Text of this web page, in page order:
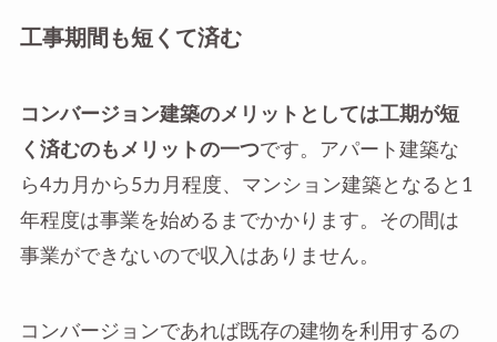
工事期間も短くて済む
コンバージョン建築のメリットとしては工期が短
く済むのもメリットの一つです。アパート建築な
ら4カ月から5カ月程度、マンション建築となると1
年程度は事業を始めるまでかかります。その間は
事業ができないので収入はありません。
コンバージョンであれば既存の建物を利用するの